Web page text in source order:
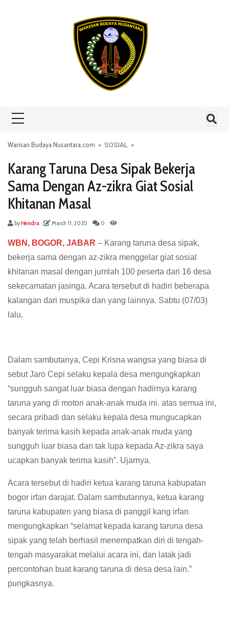
Warisan Budaya Nusantara.com » SOSIAL »
Karang Taruna Desa Sipak Bekerja
Sama Dengan Az-zikra Giat Sosial
Khitanan Masal
byHendra March 11, 2020 0
WBN, BOGOR, JABAR – Karang taruna desa sipak,
bekerja sama dengan az-zikra menggelar giat sosial
khitanan masal dengan jumlah 100 peserta dari 16 desa
sekecamatan jasinga. Acara tersebut di hadiri beberapa
kalangan dari muspika dan yang lainnya. Sabtu (07/03)
lalu.
Dalam sambutanya, Cepi Krisna wangsa yang biasa di
sebut Jaro Cepi selaku kepala desa mengungkapkan
“sungguh sangat luar biasa dengan hadirnya karang
taruna yang di motori anak-anak muda ini. atas semua ini,
secara pribadi dan selaku kepala desa mungucapkan
banyak terima kasih kepada anak-anak muda yang
sungguh luar biasa dan tak lupa kepada Az-zikra saya
ucapkan banyak terima kasih”. Ujarnya.
Acara tersebut di hadiri ketua karang taruna kabupatan
bogor irfan darajat. Dalam sambutannya, ketua karang
taruna kabupaten yang biasa di panggil kang irfan
mengungkapkan “selamat kepada karang taruna desa
sipak yang telah berhasil menempatkan diri di tengah-
tengah masyarakat melalui acara ini, dan latak jadi
percontohan buat karang taruna di desa desa lain.”
pungkasnya.